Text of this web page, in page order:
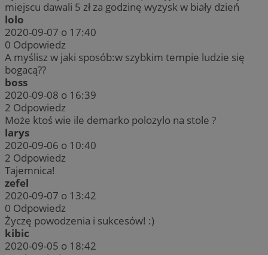
miejscu dawali 5 zł za godzinę wyzysk w biały dzień
lolo
2020-09-07 o 17:40
0 Odpowiedz
A myślisz w jaki sposób:w szybkim tempie ludzie się
bogacą??
boss
2020-09-08 o 16:39
2 Odpowiedz
Może ktoś wie ile demarko polozylo na stole ?
larys
2020-09-06 o 10:40
2 Odpowiedz
Tajemnica!
zefel
2020-09-07 o 13:42
0 Odpowiedz
Życzę powodzenia i sukcesów! :)
kibic
2020-09-05 o 18:42